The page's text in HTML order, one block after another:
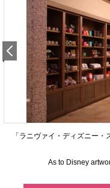
「ラニヴァイ・ディズニー
As to Disney